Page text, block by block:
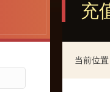
充
当前位